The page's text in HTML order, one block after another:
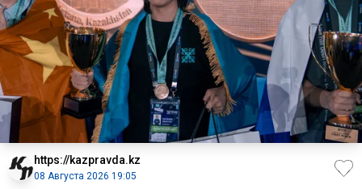
https://kazpravda.kz
08 Августа 2026 19:05